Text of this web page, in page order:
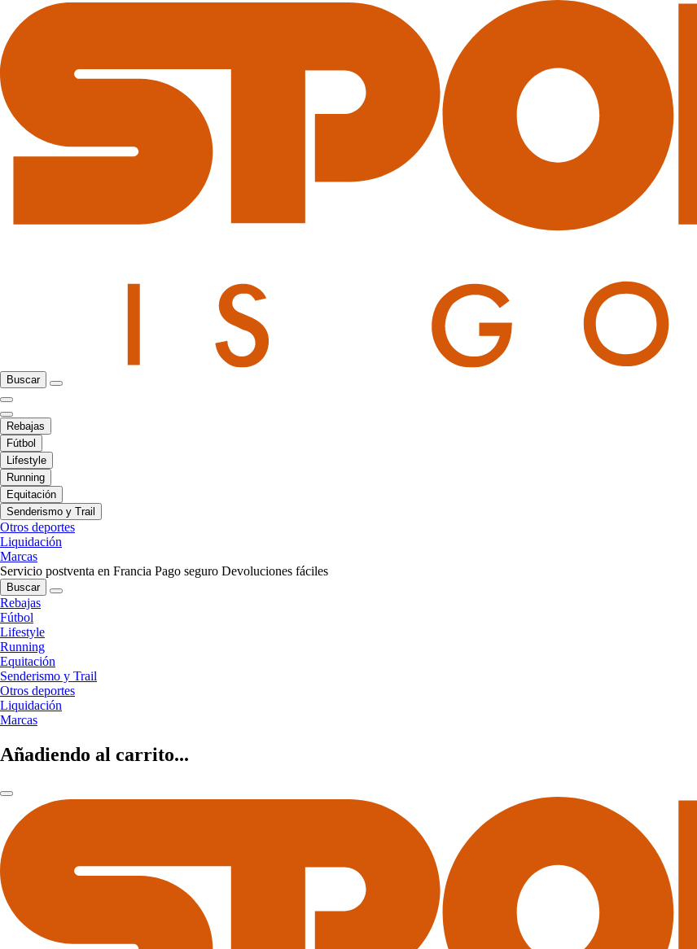
Buscar
Rebajas
Fútbol
Lifestyle
Running
Equitación
Senderismo y Trail
Otros deportes
Liquidación
Marcas
Servicio postventa en Francia Pago seguro Devoluciones fáciles
Buscar
Rebajas
Fútbol
Lifestyle
Running
Equitación
Senderismo y Trail
Otros deportes
Liquidación
Marcas
Añadiendo al carrito...